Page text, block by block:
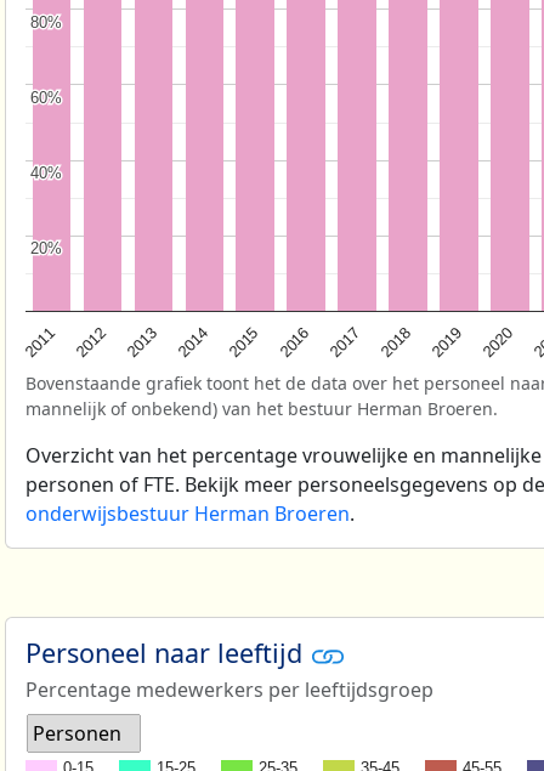
2011 2012 2013 2014 2015 2016 2017 2018 2019 2020
20%
20%
40%
40%
60%
60%
80%
80%
Bovenstaande grafiek toont het de data over het personeel
mannelijk of onbekend) van het bestuur Herman Broeren.
Overzicht van het percentage vrouwelijke en
personen of FTE. Bekijk meer personeelsgegevens op de
onderwijsbestuur Herman Broeren.
Personeel naar leeftijd
Percentage medewerkers per leeftijdsgroep
Personen